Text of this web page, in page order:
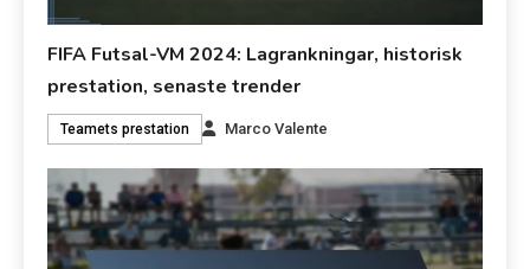
FIFA Futsal-VM 2024: Lagrankningar, historisk
prestation, senaste trender
Teamets prestation Marco Valente